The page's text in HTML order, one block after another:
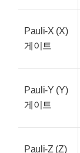
Pauli-X (X)
게이트
Pauli-Y (Y)
게이트
Pauli-Z (Z)